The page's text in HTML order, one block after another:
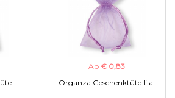
Ab € 0,83
Organza Geschenktüte lila.